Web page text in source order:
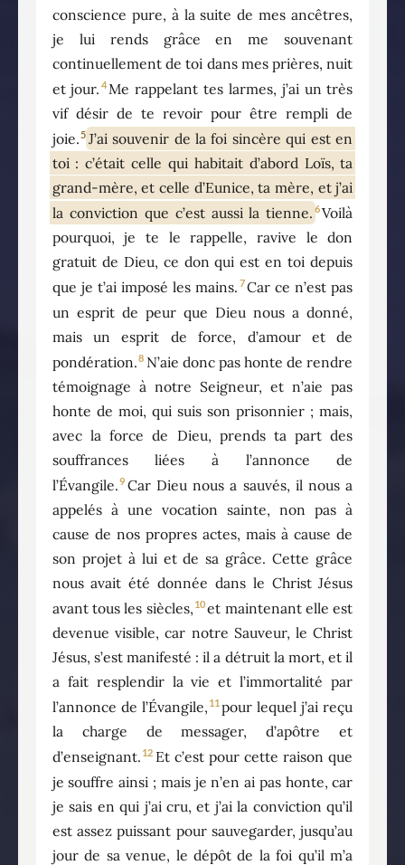
conscience pure, à la suite de mes ancêtres,
je lui rends grâce en me souvenant
continuellement de toi dans mes prières, nuit
et jour. 4 Me rappelant tes larmes, j’ai un très
vif désir de te revoir pour être rempli de
joie.5 J’ai souvenir de la foi sincère qui est en
toi : c’était celle qui habitait d’abord Loïs, ta
grand-mère, et celle d’Eunice, ta mère, et j’ai
la conviction que c’est aussi la tienne. 6Voilà
pourquoi, je te le rappelle, ravive le don
gratuit de Dieu, ce don qui est en toi depuis
que je t’ai imposé les mains. 7Car ce n’est pas
un esprit de peur que Dieu nous a donné,
mais un esprit de force, d’amour et de
pondération.8 N’aie donc pas honte de rendre
témoignage à notre Seigneur, et n’aie pas
honte de moi, qui suis son prisonnier ; mais,
avec la force de Dieu, prends ta part des
souffrances liées à l’annonce de
l’Évangile.9 Car Dieu nous a sauvés, il nous a
appelés à une vocation sainte, non pas à
cause de nos propres actes, mais à cause de
son projet à lui et de sa grâce. Cette grâce
nous avait été donnée dans le Christ Jésus
avant tous les siècles, 10et maintenant elle est
devenue visible, car notre Sauveur, le Christ
Jésus, s’est manifesté : il a détruit la mort, et il
a fait resplendir la vie et l’immortalité par
l’annonce de l’Évangile, 11 pour lequel j’ai reçu
la charge de messager, d’apôtre et
d’enseignant. 12 Et c’est pour cette raison que
je souffre ainsi ; mais je n’en ai pas honte, car
je sais en qui j’ai cru, et j’ai la conviction qu’il
est assez puissant pour sauvegarder, jusqu’au
jour de sa venue, le dépôt de la foi qu’il m’a